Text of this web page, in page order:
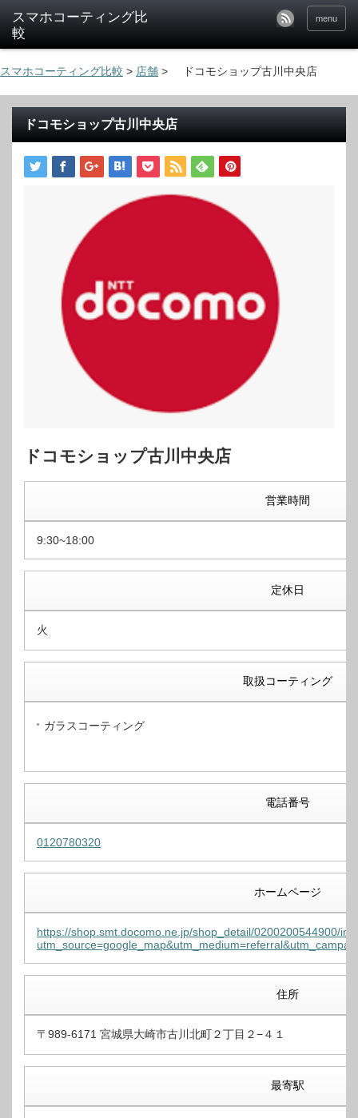
menu
スマホコーティング比較 > 店舗 > ドコモショップ古川中央店
ドコモショップ古川中央店
ドコモショップ古川中央店
営業時間
9:30~18:00
定休日
火
取扱コーティング
ガラスコーティング
電話番号
0120780320
ホームページ
https://shop.smt.docomo.ne.jp/shop_detail/0200200544900/
住所
〒989-6171 宮城県大崎市古川北町２丁目２−４１
最寄駅